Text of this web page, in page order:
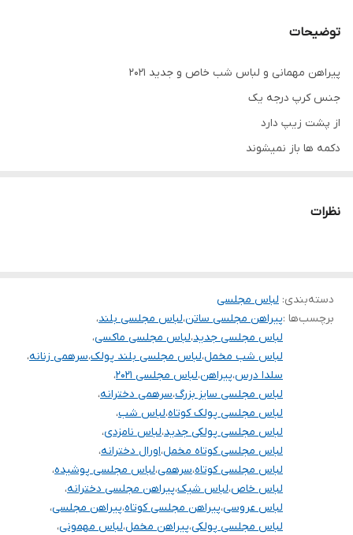
توضیحات
پیراهن مهمانی و لباس شب خاص و جدید ۲۰۲۱
جنس کرپ درجه یک
از پشت زیپ دارد
دکمه ها باز نمیشوند
با این لباس در مهمانی ها بدرخشید
توجه توجه :دوستان عزیز لطفا موقع انتخاب دقت فرمائید همه
مشخصات کارها زیر آنها نوشته شده است، دقت لازم رو داشته باشید
چون این پیچ امکان تعویض مدل و مرجوع ندارد و فقط امکان تعویض
نظرات
دسته‌بندی: لباس مجلسی
برچسب‌ها :پیراهن مجلسی ساتن،لباس مجلسی بلند،
لباس مجلسی جدید،لباس مجلسی ماکسی،
لباس شب مخمل،لباس مجلسی بلند پولک،سرهمی زنانه،
سلدا درس،پیراهن،لباس مجلسی ۲۰۲۱
،
لباس مجلسی سایز بزرگ،سرهمی دخترانه،
لباس مجلسی پولک کوتاه،لباس شب،
لباس مجلسی پولکی جدید،لباس نامزدی،
لباس مجلسی کوتاه مخمل،اورال دخترانه،
لباس مجلسی کوتاه،سرهمی،لباس مجلسی پوشیده،
لباس خاص،لباس شیک،پیراهن مجلسی دخترانه،
لباس عروسی،پیراهن مجلسی کوتاه،پیراهن مجلسی،
لباس مجلسی پولکی،پیراهن مخمل،لباس مهمونی،